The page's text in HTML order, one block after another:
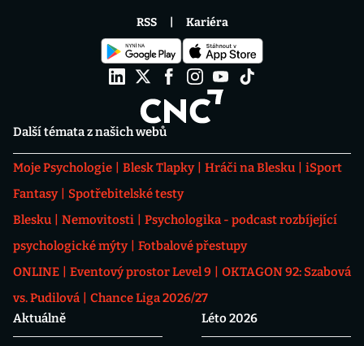
Další témata z našich webů
Moje Psychologie Blesk Tlapky Hráči na Blesku
iSport
Fantasy
Spotřebitelské testy
Blesku
Nemovitosti
Psychologika - podcast rozbíjející
psychologické mýty
Fotbalové přestupy
ONLINE
Eventový prostor Level 9
OKTAGON 92: Szabová
vs. Pudilová
Chance Liga 2026/27
Aktuálně
Léto 2026
RSS Kariéra